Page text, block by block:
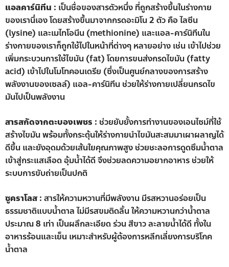
แอลคาร์นิทีน : เป็นชื่อของสารตัวหนึ่ง ที่ถูกสร้างขึ้นในร่างกาย
ของเรานึ่เอง โดยสร้างขึ้นมาจากกรดอะมิโน 2 ตัว คือ ไลซีน
(lysine) และเมไทโอนีน (methionine) และแอล-คาร์นิทีนใน
ร่างกายของเราก็ถูกใช้ไปในหน้าที่ต่างๆ หลายอย่าง เช่น เข้าไปช่วย
เพิ่มกระบวนการใช้ไขมัน (fat) โดยการขนส่งกรดไขมัน (fatty
acid) เข้าไปในโมโทคอนเดรีย (ซึ่งเป็นศูนย์กลางของการสร้าง
พลังงานของเซลล์) แอล-คาร์นิทีน ช่วยให้ร่างกายเปลี่ยนกรดไข
มันไปเป็นพลังงาน
สารสกัดจากตะบองเพชร : ช่วยยับยั้งการทำงานของเอนไซม์ที่ใช้
สร้างไขมัน พร้อมทั้งกระตุ้นให้ร่างกายนำไขมันสะสมมาเผาผลาญได้
ดีขึ้น และยังอุดมด้วยเส้นใยคุณภาพสูง ช่วยชะลอการดูดซึมน้ำตาล
เข้าสู่กระแสเลือด อุ้มน้ำได้ดี จึงช่วยลดความอยากอาหาร ช่วยให้
ระบบการขับถ่ายเป็นปกติ
ซูคราโลส : สารให้ความหวานที่มีพลังงาน มีรสหวานอร่อยเป็น
ธรรมชาติแบบน้ำตาล ไม่มีรสขมติดลิ้น ให้ความหวานกว่าน้ำตาล
ประมาณ 8 เท่า เป็นผลึกละเอียด ร่วน สีขาว ละลายน้ำได้ดี ทั้งใน
อาหารร้อนและเย็น เหมาะสำหรับผู้ต้องการหลีกเลี่ยงการบริโภค
น้ำตาล